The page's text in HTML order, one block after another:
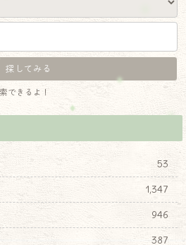
できるよ！
53
1,347
946
387